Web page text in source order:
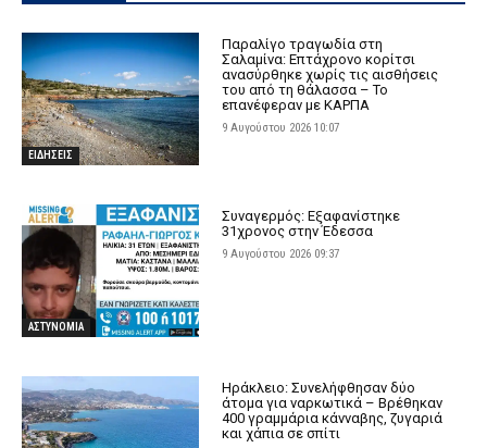
ΕΙΔΗΣΕΙΣ
Παραλίγο τραγωδία στη
Σαλαμίνα: Επτάχρονο κορίτσι
ανασύρθηκε χωρίς τις αισθήσεις
του από τη θάλασσα – Το
επανέφεραν με ΚΑΡΠΑ
9 Αυγούστου 2026 10:07
ΑΣΤΥΝΟΜΙΑ
Συναγερμός: Εξαφανίστηκε
31χρονος στην Έδεσσα
9 Αυγούστου 2026 09:37
Ηράκλειο: Συνελήφθησαν δύο
άτομα για ναρκωτικά – Βρέθηκαν
400 γραμμάρια κάνναβης, ζυγαριά
και χάπια σε σπίτι